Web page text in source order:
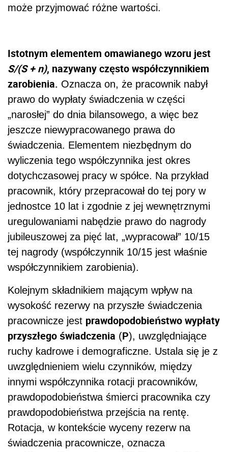
może przyjmować różne wartości.
Istotnym elementem omawianego wzoru jest
S/(S + n), nazywany często współczynnikiem
zarobienia. Oznacza on, że pracownik nabył
prawo do wypłaty świadczenia w części
„narosłej” do dnia bilansowego, a więc bez
jeszcze niewypracowanego prawa do
świadczenia. Elementem niezbędnym do
wyliczenia tego współczynnika jest okres
dotychczasowej pracy w spółce. Na przykład
pracownik, który przepracował do tej pory w
jednostce 10 lat i zgodnie z jej wewnętrznymi
uregulowaniami nabędzie prawo do nagrody
jubileuszowej za pięć lat, „wypracował” 10/15
tej nagrody (współczynnik 10/15 jest właśnie
współczynnikiem zarobienia).
Kolejnym składnikiem mającym wpływ na
wysokość rezerwy na przyszłe świadczenia
pracownicze jest prawdopodobieństwo wypłaty
przyszłego świadczenia (P), uwzględniające
ruchy kadrowe i demograficzne. Ustala się je z
uwzględnieniem wielu czynników, między
innymi współczynnika rotacji pracowników,
prawdopodobieństwa śmierci pracownika czy
prawdopodobieństwa przejścia na rentę.
Rotacja, w kontekście wyceny rezerw na
świadczenia pracownicze, oznacza